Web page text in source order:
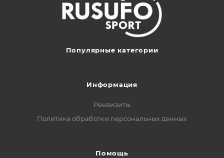
Популярные категории
Информация
Реквизиты
Политика обработки персональных данных
Помощь